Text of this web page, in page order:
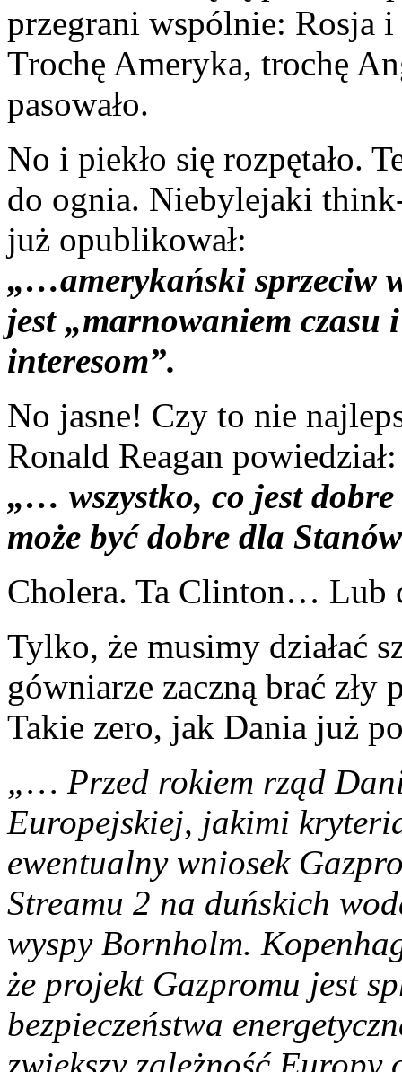
przegrani wspólnie: Rosja
Trochę Ameryka, trochę
pasowało.
No i piekło się rozpętało.
do ognia. Niebylejaki
już opublikował:
„…amerykański sprzeciw
jest „marnowaniem czasu
interesom”.
No jasne! Czy to nie
Ronald Reagan powiedział:
„… wszystko, co jest
może być dobre dla
Cholera. Ta Clinton… Lub
Tylko, że musimy działać
gówniarze zaczną brać zły
Takie zero, jak Dania już
„… Przed rokiem rząd
Europejskiej, jakimi
ewentualny wniosek
Streamu 2 na duńskich
wyspy Bornholm.
że projekt Gazpromu jest
bezpieczeństwa
zwiększy zależność Europy